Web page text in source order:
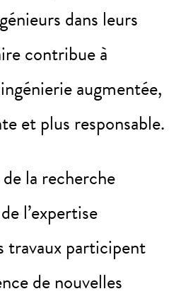
dans leurs
contribue à
augmentée,
et plus responsable.
la recherche
l’expertise
travaux participent
de nouvelles